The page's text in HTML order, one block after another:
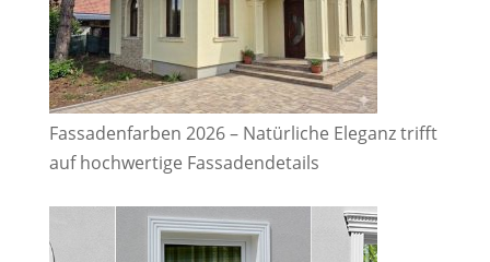
Fassadenfarben 2026 – Natürliche Eleganz trifft
auf hochwertige Fassadendetails